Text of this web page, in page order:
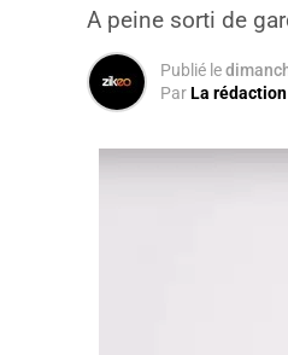
A peine sorti de
Publié le
ParLa